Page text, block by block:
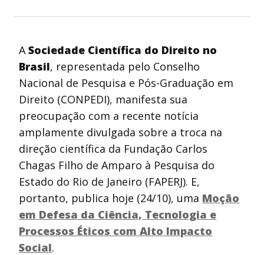
ASociedade Científica do Direito no
Brasil, representada pelo Conselho
Nacional de Pesquisa e Pós-Graduação em
Direito (CONPEDI), manifesta sua
preocupação com a recente notícia
amplamente divulgada sobre a troca na
direção científica da Fundação Carlos
Chagas Filho de Amparo à Pesquisa do
Estado do Rio de Janeiro (FAPERJ). E,
portanto, publica hoje (24/10), uma Moção
em Defesa da Ciência, Tecnologia e
Processos Éticos com Alto Impacto
Social.